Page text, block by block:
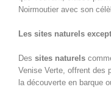
Noirmoutier avec son
Les sites naturels
Des sites naturels
Venise Verte, offrent des
la découverte en barque